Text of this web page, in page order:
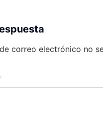
correo electrónico no